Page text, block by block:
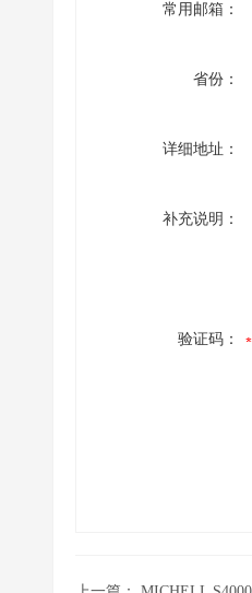
常用邮箱：
省份：
详细地址：
补充说明：
验证码：